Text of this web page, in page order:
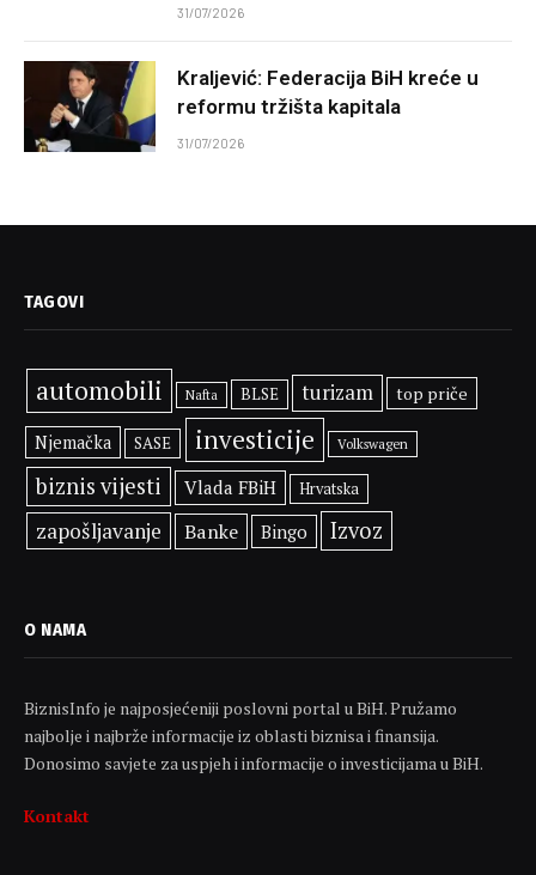
31/07/2026
Kraljević: Federacija BiH kreće u
reformu tržišta kapitala
31/07/2026
TAGOVI
automobili Nafta BLSE turizam top priče
Njemačka SASE investicije Volkswagen
biznis vijesti Vlada FBiH Hrvatska
zapošljavanje Banke Bingo Izvoz
O NAMA
BiznisInfo je najposjećeniji poslovni portal u BiH. Pružamo
najbolje i najbrže informacije iz oblasti biznisa i finansija.
Donosimo savjete za uspjeh i informacije o investicijama u BiH.
Kontakt